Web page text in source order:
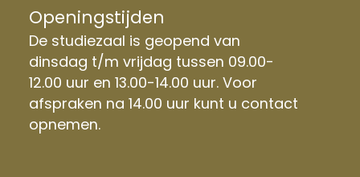
Openingstijden
De studiezaal is geopend van
dinsdag t/m vrijdag tussen 09.00-
12.00 uur en 13.00-14.00 uur. Voor
afspraken na 14.00 uur kunt u contact
opnemen.